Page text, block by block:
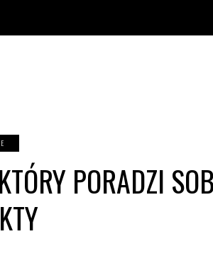
PORADZI